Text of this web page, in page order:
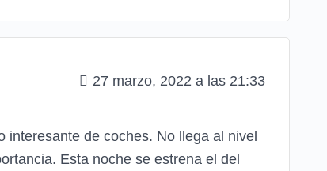
27 marzo, 2022 a las 21:33
interesante de coches. No llega al nivel
Esta noche se estrena el del